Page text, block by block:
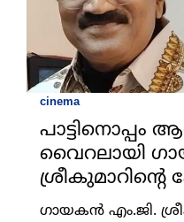
cinema
പാട്ടിനൊപ്പം
വൈറലായി
ശ്രീകുമാറിന്റെ
ഗായകന്‍ എം.ജി.